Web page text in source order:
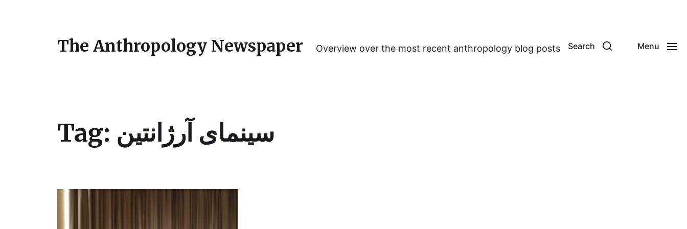
The Anthropology Newspaper Overview over the most recent anthropology blog posts Search Menu
Tag: سینمای آرژانتین